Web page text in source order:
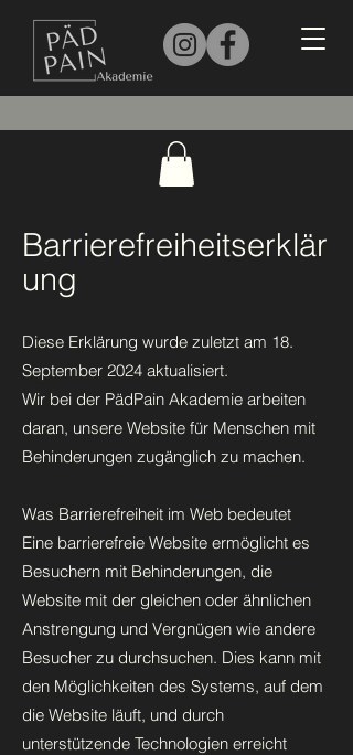
Barrierefreiheitserklär
ung
Diese Erklärung wurde zuletzt am 18.
September 2024 aktualisiert.
Wir bei der PädPain Akademie arbeiten
daran, unsere Website für Menschen mit
Behinderungen zugänglich zu machen.
Was Barrierefreiheit im Web bedeutet
Eine barrierefreie Website ermöglicht es
Besuchern mit Behinderungen, die
Website mit der gleichen oder ähnlichen
Anstrengung und Vergnügen wie andere
Besucher zu durchsuchen. Dies kann mit
den Möglichkeiten des Systems, auf dem
die Website läuft, und durch
unterstützende Technologien erreicht